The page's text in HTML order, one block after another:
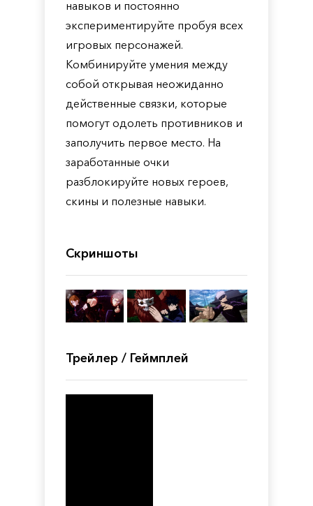
навыков и постоянно
экспериментируйте пробуя всех
игровых персонажей.
Комбинируйте умения между
собой открывая неожиданно
действенные связки, которые
помогут одолеть противников и
заполучить первое место. На
заработанные очки
разблокируйте новых героев,
скины и полезные навыки.
Скриншоты
Трейлер / Геймплей